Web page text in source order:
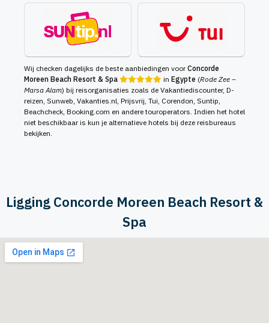
Wij checken dagelijks de beste aanbiedingen voorConcorde
Moreen Beach Resort & Spa
in Egypte (Rode Zee –
Marsa Alam) bij reisorganisaties zoals de Vakantiediscounter, D-
reizen, Sunweb, Vakanties.nl, Prijsvrij, Tui, Corendon, Suntip,
Beachcheck, Booking.com en andere touroperators. Indien het hotel
niet beschikbaar is kun je alternatieve hotels bij deze reisbureaus
bekijken.
Ligging Concorde Moreen Beach Resort &
Spa